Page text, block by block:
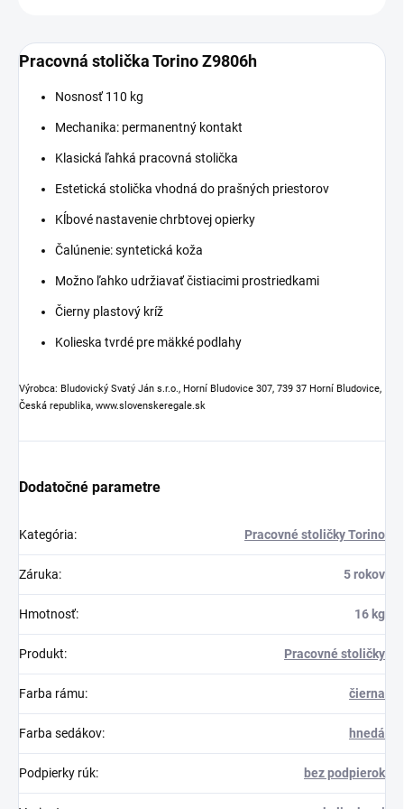
Pracovná stolička Torino Z9806h
Nosnosť 110 kg
Mechanika: permanentný kontakt
Klasická ľahká pracovná stolička
Estetická stolička vhodná do prašných priestorov
Kĺbové nastavenie chrbtovej opierky
Čalúnenie: syntetická koža
Možno ľahko udržiavať čistiacimi prostriedkami
Čierny plastový kríž
Kolieska tvrdé pre mäkké podlahy
Výrobca: Bludovický Svatý Ján s.r.o., Horní Bludovice 307, 739 37 Horní Bludovice,
Česká republika, www.slovenskeregale.sk
Dodatočné parametre
Kategória: Pracovné stoličky Torino
Záruka: 5 rokov
Hmotnosť: 16 kg
Produkt: Pracovné stoličky
Farba rámu: čierna
Farba sedákov: hnedá
Podpierky rúk: bez podpierok